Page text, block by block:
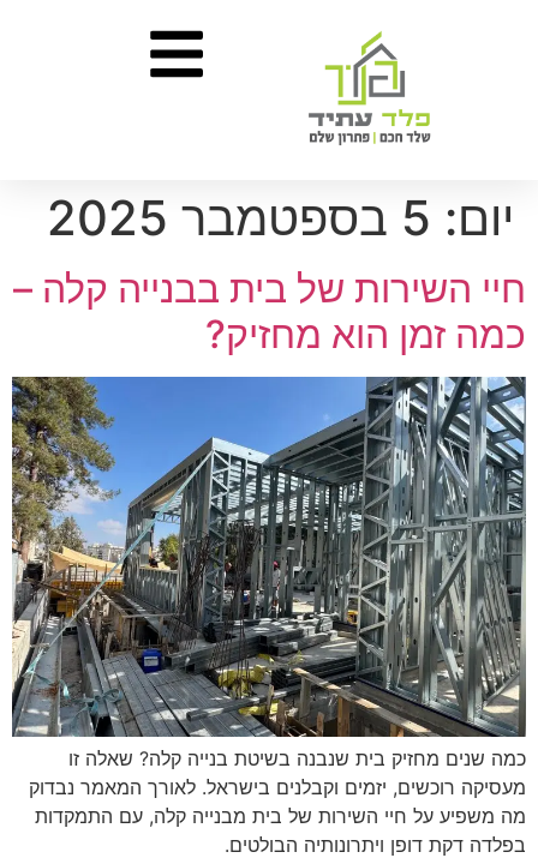
יום: 5 בספטמבר 2025
חיי השירות של בית בבנייה קלה –
כמה זמן הוא מחזיק?
כמה שנים מחזיק בית שנבנה בשיטת בנייה קלה? שאלה זו
מעסיקה רוכשים, יזמים וקבלנים בישראל. לאורך המאמר נבדוק
מה משפיע על חיי השירות של בית מבנייה קלה, עם התמקדות
בפלדה דקת דופן ויתרונותיה הבולטים.